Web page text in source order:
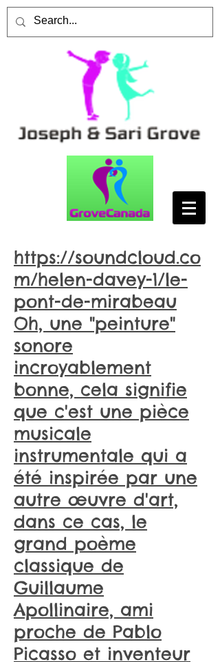
https://soundcloud.co
m/helen-davey-1/le-
pont-de-mirabeau
Oh, une "peinture"
sonore
incroyablement
bonne, cela signifie
que c'est une pièce
musicale
instrumentale qui a
été inspirée par une
autre œuvre d'art,
dans ce cas, le
grand poème
classique de
Guillaume
Apollinaire, ami
proche de Pablo
Picasso et inventeur